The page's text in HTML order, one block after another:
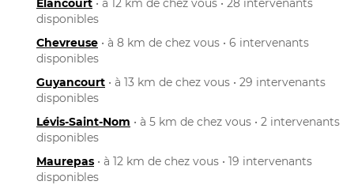
Élancourt • à 12 km de chez vous • 28 intervenants
disponibles
Chevreuse • à 8 km de chez vous • 6 intervenants
disponibles
Guyancourt • à 13 km de chez vous • 29 intervenants
disponibles
Lévis-Saint-Nom • à 5 km de chez vous • 2 intervenants
disponibles
Maurepas • à 12 km de chez vous • 19 intervenants
disponibles